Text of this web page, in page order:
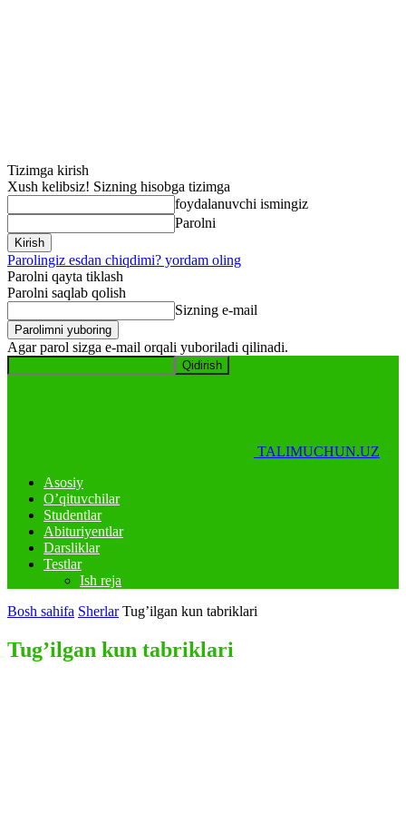
Tizimga kirish
Xush kelibsiz! Sizning hisobga tizimga
foydalanuvchi ismingiz
Parolni
Parolingiz esdan chiqdimi? yordam oling
Parolni qayta tiklash
Parolni saqlab qolish
Sizning e-mail
Agar parol sizga e-mail orqali yuboriladi qilinadi.
TALIMUCHUN.UZ
Asosiy
O’qituvchilar
Studentlar
Abituriyentlar
Darsliklar
Testlar
Ish reja
Bosh sahifa Sherlar Tug’ilgan kun tabriklari
Tug’ilgan kun tabriklari